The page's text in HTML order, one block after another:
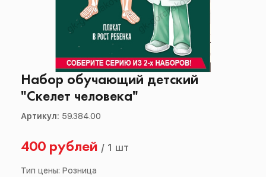
Набор обучающий детский
"Скелет человека"
Артикул: 59.384.00
400 рублей / 1 шт
Тип цены: Розница